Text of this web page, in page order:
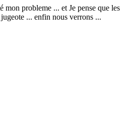
mon probleme ... et Je pense que les
... enfin nous verrons ...